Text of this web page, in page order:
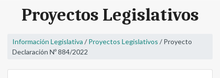
Proyectos Legislativos
Información Legislativa / Proyectos Legislativos / Proyecto
Declaración Nº 884/2022